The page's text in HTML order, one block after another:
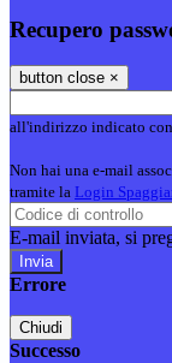
Recupero
button close ×
all'indirizzo indicato
Non hai una e-mail
tramite la Login
E-mail inviata, si
Errore
Chiudi
Successo